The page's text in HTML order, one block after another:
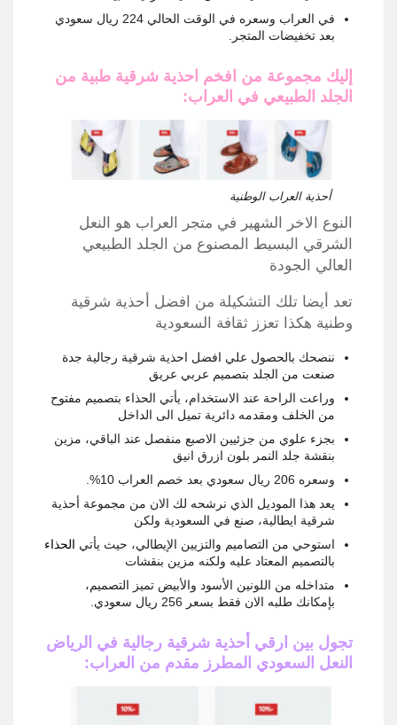
في العراب وسعره في الوقت الحالي 224 ريال سعودي
بعد تخفيضات المتجر.
إليك مجموعة من افخم احذية شرقية طبية من
الجلد الطبيعي في العراب:
أحذية العراب الوطنية
النوع الاخر الشهير في متجر العراب هو النعل
الشرقي البسيط المصنوع من الجلد الطبيعي
العالي الجودة
تعد أيضا تلك التشكيلة من افضل أحذية شرقية
وطنية هكذا تعزز ثقافة السعودية
ننصحك بالحصول علي افضل احذية شرقية رجالية جدة
صنعت من الجلد بتصميم عربي عريق
وراعت الراحة عند الاستخدام، يأتي الحذاء بتصميم مفتوح
من الخلف ومقدمه دائرية تميل الى الداخل
بجزء علوي من جزئيين الاصبع منفصل عند الباقي، مزين
بنقشة جلد النمر بلون ازرق انيق
وسعره 206 ريال سعودي بعد خصم العراب 10%.
يعد هذا الموديل الذي نرشحه لك الان من مجموعة أحذية
شرقية ايطالية، صنع في السعودية ولكن
استوحي من التصاميم والتزيين الإيطالي، حيث يأتي الحذاء
بالتصميم المعتاد عليه ولكنه مزين بنقشات
متداخله من اللونين الأسود والأبيض تميز التصميم،
بإمكانك طلبه الان فقط بسعر 256 ريال سعودي.
تجول بين ارقي أحذية شرقية رجالية في الرياض
النعل السعودي المطرز مقدم من العراب: